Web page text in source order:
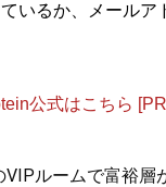
いるか、メールア
公式はこちら
ルームで富裕層